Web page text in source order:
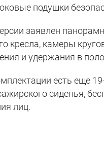
подушки
заявлен
кресла, камеры
и удержания в
есть еще
сиденья,
лиц.